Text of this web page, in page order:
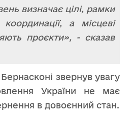
визначає цілі, рамки
а місцеві
проєкти», - сказав
звернув увагу
України не має
в довоєнний стан.